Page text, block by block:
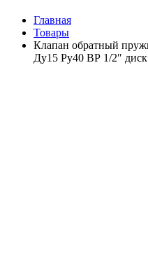
Главная
Товары
Клапан обратный
Ду15 Ру40 ВР 1/2″